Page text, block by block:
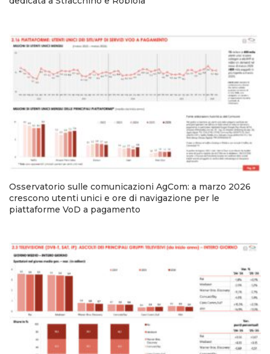
Osservatorio sulle comunicazioni AgCom: a marzo 2026
crescono utenti unici e ore di navigazione per le
piattaforme VoD a pagamento